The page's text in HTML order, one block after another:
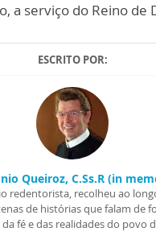
, a serviço do Reino de
ESCRITO POR:
Queiroz, C.Ss.R (in
redentorista, recolheu ao
de histórias que falam de
fé e das realidades do povo